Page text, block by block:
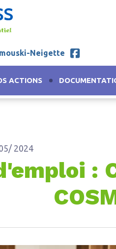
Neigette
ACTIONS
2024
: